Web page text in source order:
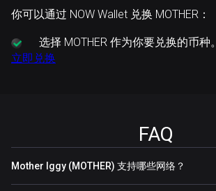
你可以通过 NOW Wallet 兑换 MOTHER：
选择 MOTHER 作为你要兑换的币种。
立即兑换
FAQ
Mother Iggy (MOTHER) 支持哪些网络？